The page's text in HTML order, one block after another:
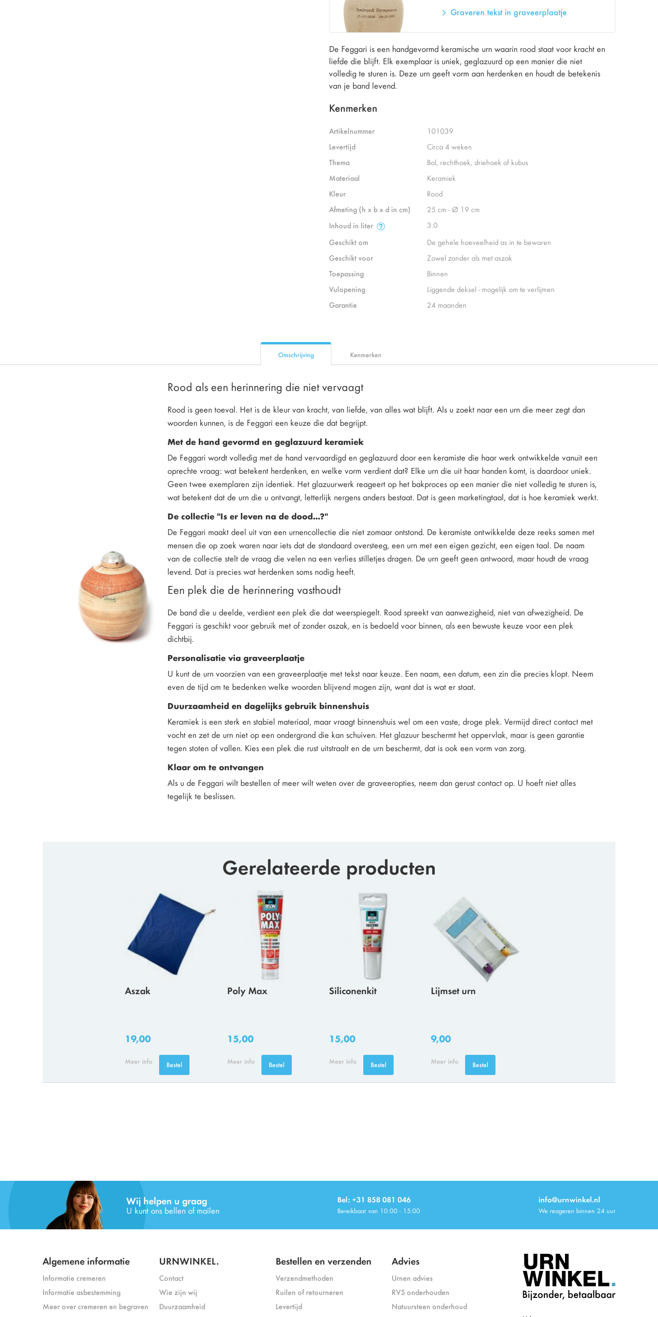
Graveren tekst in graveerplaatje
De Feggari is een handgevormd keramische urn waarin rood staat voor kracht en
liefde die blijft. Elk exemplaar is uniek, geglazuurd op een manier die niet
volledig te sturen is. Deze urn geeft vorm aan herdenken en houdt de betekenis
van je band levend.
Kenmerken
Artikelnummer
101039
Levertijd
Circa 4 weken
Thema
Bol, rechthoek, driehoek of kubus
Materiaal
Keramiek
Kleur
Rood
Afmeting (h x b x d in cm)
25 cm - Ø 19 cm
Inhoud in liter
3.0
Geschikt om
De gehele hoeveelheid as in te bewaren
Geschikt voor
Zowel zonder als met aszak
Toepassing
Binnen
Vulopening
Liggende deksel - mogelijk om te verlijmen
Garantie
24 maanden
Omschrijving
Rood als een herinnering die niet vervaagt
Rood is geen toeval. Het is de kleur van kracht, van liefde, van alles wat blijft. Als u zoekt naar een urn die meer zegt dan
woorden kunnen, is de Feggari een keuze die dat begrijpt.
Met de hand gevormd en geglazuurd keramiek
De Feggari wordt volledig met de hand vervaardigd en geglazuurd door een keramiste die haar werk ontwikkelde vanuit een
oprechte vraag: wat betekent herdenken, en welke vorm verdient dat? Elke urn die uit haar handen komt, is daardoor uniek.
Geen twee exemplaren zijn identiek. Het glazuurwerk reageert op het bakproces op een manier die niet volledig te sturen is,
wat betekent dat de urn die u ontvangt, letterlijk nergens anders bestaat. Dat is geen marketingtaal, dat is hoe keramiek werkt.
De collectie "Is er leven na de dood...?"
De Feggari maakt deel uit van een urnencollectie die niet zomaar ontstond. De keramiste ontwikkelde deze reeks samen met
mensen die op zoek waren naar iets dat de standaard oversteeg, een urn met een eigen gezicht, een eigen taal. De naam
van de collectie stelt de vraag die velen na een verlies stilletjes dragen. De urn geeft geen antwoord, maar houdt de vraag
levend. Dat is precies wat herdenken soms nodig heeft.
Een plek die de herinnering vasthoudt
De band die u deelde, verdient een plek die dat weerspiegelt. Rood spreekt van aanwezigheid, niet van afwezigheid. De
Feggari is geschikt voor gebruik met of zonder aszak, en is bedoeld voor binnen, als een bewuste keuze voor een plek
dichtbij.
Personalisatie via graveerplaatje
U kunt de urn voorzien van een graveerplaatje met tekst naar keuze. Een naam, een datum, een zin die precies klopt. Neem
even de tijd om te bedenken welke woorden blijvend mogen zijn, want dat is wat er staat.
Duurzaamheid en dagelijks gebruik binnenshuis
Keramiek is een sterk en stabiel materiaal, maar vraagt binnenshuis wel om een vaste, droge plek. Vermijd direct contact met
vocht en zet de urn niet op een ondergrond die kan schuiven. Het glazuur beschermt het oppervlak, maar is geen garantie
tegen stoten of vallen. Kies een plek die rust uitstraalt en de urn beschermt, dat is ook een vorm van zorg.
Klaar om te ontvangen
Als u de Feggari wilt bestellen of meer wilt weten over de graveeropties, neem dan gerust contact op. U hoeft niet alles
tegelijk te beslissen.
Kenmerken
Gerelateerde producten
Aszak
19,00
Meer info Bestel
Poly Max
15,00
Meer info Bestel
Siliconenkit
15,00
Meer info Bestel
Lijmset urn
9,00
Meer info Bestel
Wij helpen u graag
U kunt ons bellen of mailen
Bel: +31 858 081 046
Bereikbaar van 10:00 - 15:00
info@urnwinkel.nl
We reageren binnen 24 uur
Algemene informatie
Informatie cremeren
Informatie asbestemming
Meer over cremeren en begraven
URNWINKEL.
Contact
Wie zijn wij
Duurzaamheid
Bestellen en verzenden
Verzendmethoden
Ruilen of retourneren
Levertijd
Advies
Urnen advies
RVS onderhouden
Natuursteen onderhoud